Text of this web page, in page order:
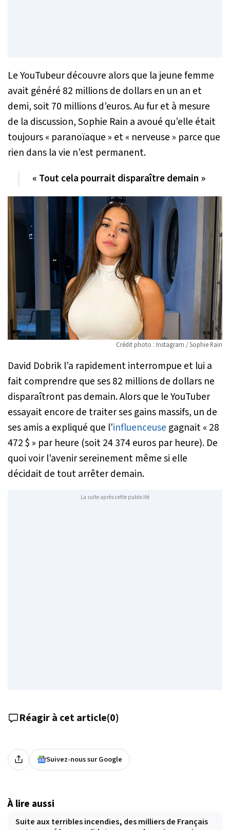
Le YouTubeur découvre alors que la jeune femme
avait généré 82 millions de dollars en un an et
demi, soit 70 millions d’euros. Au fur et à mesure
de la discussion, Sophie Rain a avoué qu’elle était
toujours « paranoïaque » et « nerveuse » parce que
rien dans la vie n’est permanent.
« Tout cela pourrait disparaître demain »
Crédit photo : Instagram / Sophie Rain
David Dobrik l’a rapidement interrompue et lui a
fait comprendre que ses 82 millions de dollars ne
disparaîtront pas demain. Alors que le YouTuber
essayait encore de traiter ses gains massifs, un de
ses amis a expliqué que l'influenceuse gagnait « 28
472 $ » par heure (soit 24 374 euros par heure). De
quoi voir l’avenir sereinement même si elle
décidait de tout arrêter demain.
La suite après cette publicité
Réagir à cet article(0)
Suivez-nous sur Google
À lire aussi
Suite aux terribles incendies, des milliers de Français